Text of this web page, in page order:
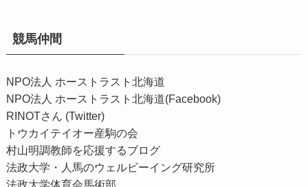
競馬仲間
NPO法人 ホーストラスト北海道
NPO法人 ホーストラスト北海道(Facebook)
RINOTさん (Twitter)
トウカイテイオー産駒の会
村山明調教師を応援するブログ
法政大学・人馬のウェルビーイング研究所
法政大学体育会馬術部